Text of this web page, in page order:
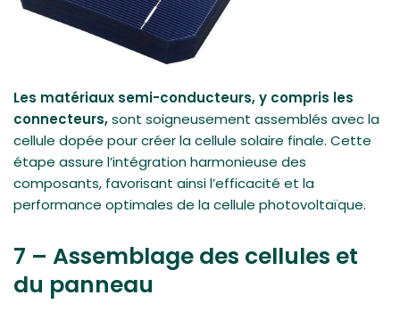
Les matériaux semi-conducteurs, y compris les
connecteurs,sont soigneusement assemblés avec la
cellule dopée pour créer la cellule solaire finale. Cette
étape assure l’intégration harmonieuse des
composants, favorisant ainsi l’efficacité et la
performance optimales de la cellule photovoltaïque.
7 – Assemblage des cellules et
du panneau